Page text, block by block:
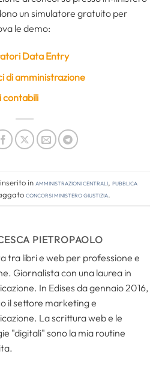
un simulatore gratuito per
le demo:
Data Entry
di amministrazione
contabili
in Amministrazioni Centrali, Pubblica
concorsi ministero giustizia.
PIETROPAOLO
tra libri e web per professione e
Giornalista con una laurea in
In Edises da gennaio 2016,
il settore marketing e
La scrittura web e le
"digitali" sono la mia routine